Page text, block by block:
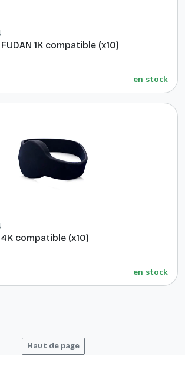
1K compatible (x10)
en stock
compatible (x10)
en stock
Haut de page